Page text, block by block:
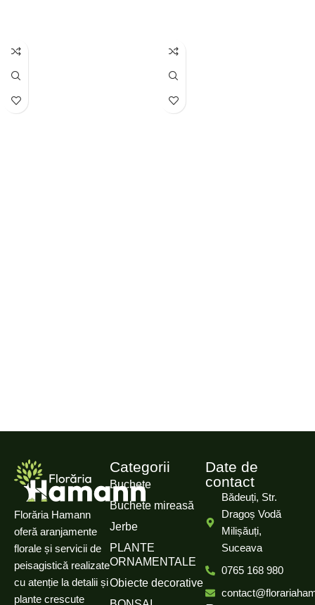
Florăria Hamann
oferă aranjamente
florale și servicii de
peisagistică realizate
cu atenție la detalii și
plante crescute
Categorii
Buchete
Buchete mireasă
Jerbe
PLANTE
ORNAMENTALE
Obiecte decorative
Date de
contact
Bădeuți, Str.
Dragoș Vodă
Milișăuți,
Suceava
0765 168 980